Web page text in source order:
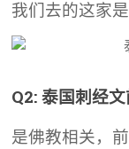
我们去的这家
Q2: 泰国刺经
是佛教相关，